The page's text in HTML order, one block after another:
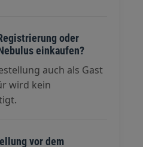
oder
einkaufen?
auch als Gast
wird kein
vor dem